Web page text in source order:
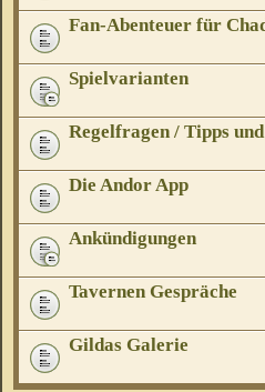
Fan-Abenteuer für
Spielvarianten
Regelfragen / Tipps
Die Andor App
Ankündigungen
Tavernen Gespräche
Gildas Galerie